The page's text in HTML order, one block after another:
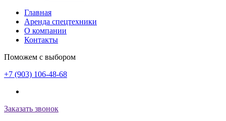
Главная
Аренда спецтехники
О компании
Контакты
Поможем с выбором
+7 (903) 106-48-68
Заказать звонок